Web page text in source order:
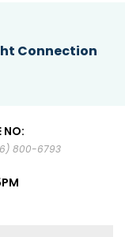
Connection
NO:
800-6793